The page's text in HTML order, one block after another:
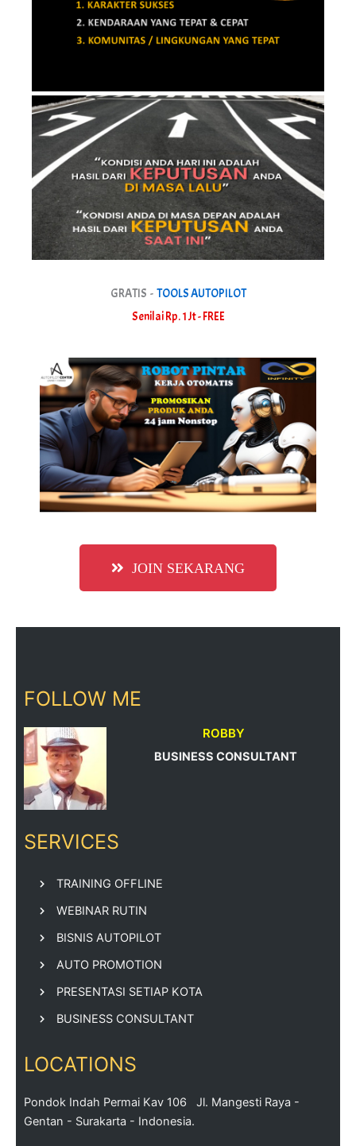
GRATIS - TOOLS AUTOPILOT
Senilai Rp. 1 Jt - FREE
JOIN SEKARANG
FOLLOW ME
ROBBY
BUSINESS CONSULTANT
SERVICES
TRAINING OFFLINE
WEBINAR RUTIN
BISNIS AUTOPILOT
AUTO PROMOTION
PRESENTASI SETIAP KOTA
BUSINESS CONSULTANT
LOCATIONS
Pondok Indah Permai Kav 106 Jl. Mangesti Raya -
Gentan - Surakarta - Indonesia.